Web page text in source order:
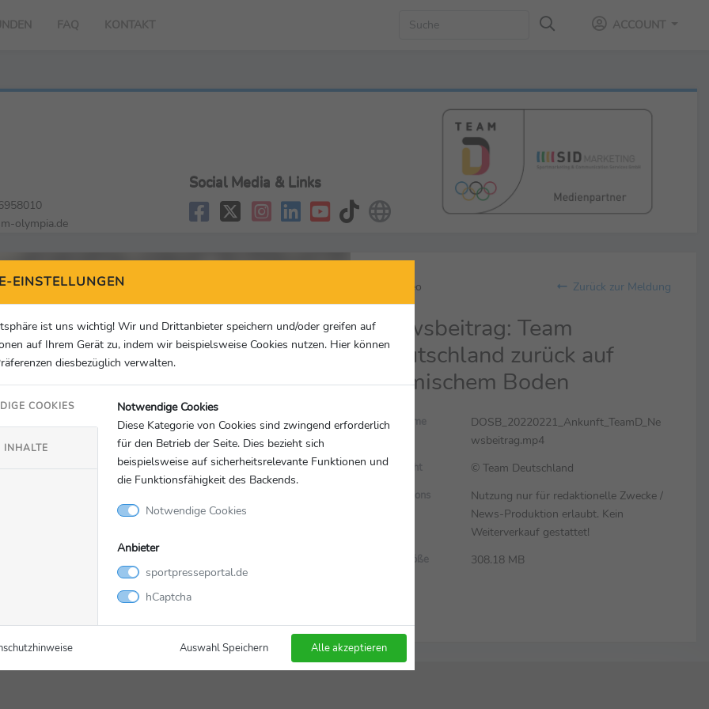
FAQ KONTAKT ACCOUNT
olympia.de
Social Media & Links
von YouTube geladen.
YouTube zu interagieren oder diese
wir Ihre Zustimmung.
Video Zurück zur Meldung
Newsbeitrag: Team
Deutschland zurück auf
heimischem Boden
Dateiname
DOSB_20220221_Ankunft_TeamD_Ne
wsbeitrag.mp4
Copyright © Team Deutschland
Restrictions
Nutzung nur für redaktionelle Zwecke /
News-Produktion erlaubt. Kein
Weiterverkauf gestattet!
Dateigröße 308.18 MB
EINSTELLUNGEN
ist uns wichtig! Wir und Drittanbieter speichern und/oder greifen auf
auf Ihrem Gerät zu, indem wir beispielsweise Cookies nutzen. Hier können
diesbezüglich verwalten.
COOKIES
INHALTE
Notwendige Cookies
Diese Kategorie von Cookies sind zwingend erforderlich
für den Betrieb der Seite. Dies bezieht sich
beispielsweise auf sicherheitsrelevante Funktionen und
die Funktionsfähigkeit des Backends.
Notwendige Cookies
Anbieter
sportpresseportal.de
hCaptcha
Auswahl Speichern Alle akzeptieren